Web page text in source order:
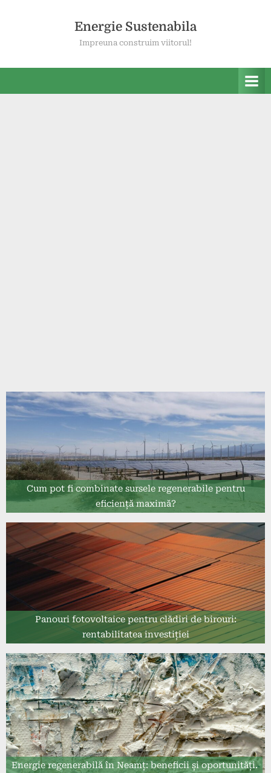
Energie Sustenabila
Impreuna construim viitorul!
Cum pot fi combinate sursele regenerabile pentru
eficiență maximă?
Panouri fotovoltaice pentru clădiri de birouri:
rentabilitatea investiției
Energie regenerabilă în Neamț: beneficii și oportunități.